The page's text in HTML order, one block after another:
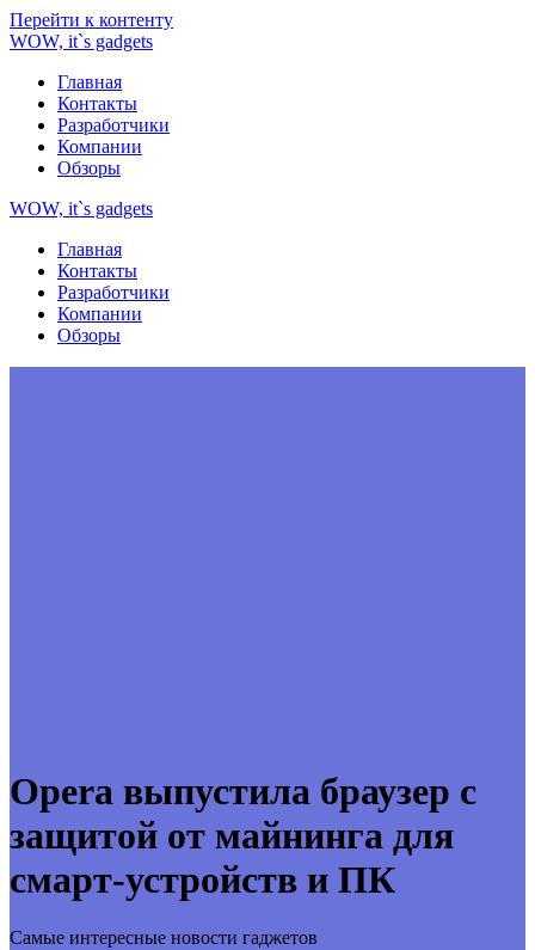
Перейти к контенту
WOW, it`s gadgets
Главная
Контакты
Разработчики
Компании
Обзоры
WOW, it`s gadgets
Главная
Контакты
Разработчики
Компании
Обзоры
Opera выпустила браузер с
защитой от майнинга для
смарт-устройств и ПК
Самые интересные новости гаджетов